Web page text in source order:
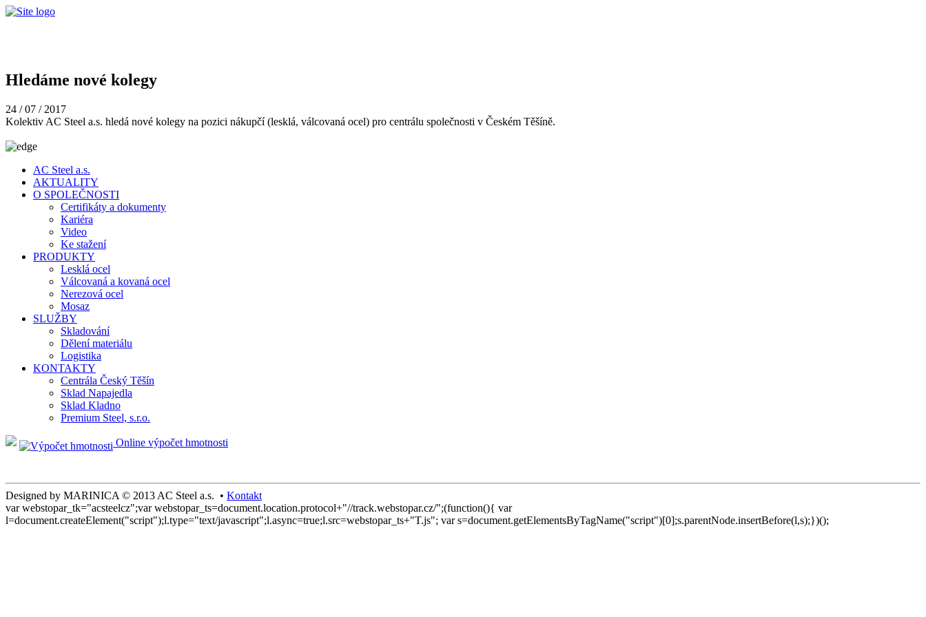
Hledáme nové kolegy
24 / 07 / 2017
Kolektiv AC Steel a.s. hledá nové kolegy na pozici nákupčí (lesklá, válcovaná ocel) pro centrálu společnosti v Českém Těšíně.
AC Steel a.s.
AKTUALITY
O SPOLEČNOSTI
Certifikáty a dokumenty
Kariéra
Video
Ke stažení
PRODUKTY
Lesklá ocel
Válcovaná a kovaná ocel
Nerezová ocel
Mosaz
SLUŽBY
Skladování
Dělení materiálu
Logistika
KONTAKTY
Centrála Český Těšín
Sklad Napajedla
Sklad Kladno
Premium Steel, s.r.o.
Online výpočet hmotnosti
Designed by MARINICA © 2013 AC Steel a.s. • Kontakt
var webstopar_tk="acsteelcz";var webstopar_ts=document.location.protocol+"//track.webstopar.cz/";(function(){ var
l=document.createElement("script");l.type="text/javascript";l.async=true;l.src=webstopar_ts+"T.js"; var s=document.getElementsByTagName("script")[0];s.parentNode.insertBefore(l,s);})();